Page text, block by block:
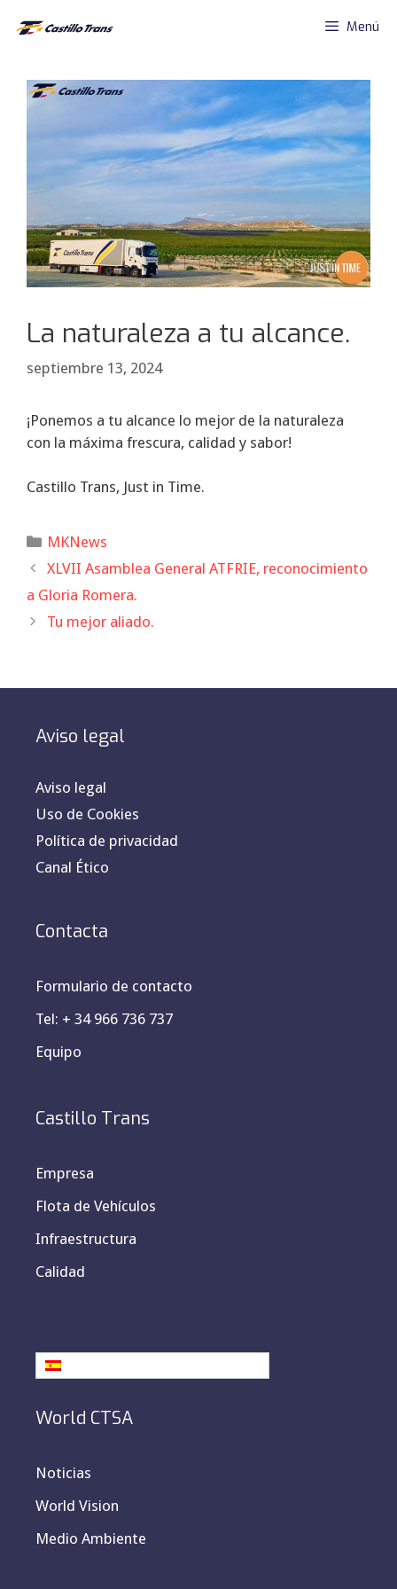
Menú
La naturaleza a tu alcance.
septiembre 13, 2024
¡Ponemos a tu alcance lo mejor de la naturaleza
con la máxima frescura, calidad y sabor!
Castillo Trans, Just in Time.
Categorías
MKNews
XLVII Asamblea General ATFRIE, reconocimiento
a Gloria Romera.
Tu mejor aliado.
Aviso legal
Aviso legal
Uso de Cookies
Política de privacidad
Canal Ético
Contacta
Formulario de contacto
Tel: + 34 966 736 737
Equipo
Castillo Trans
Empresa
Flota de Vehículos
Infraestructura
Calidad
World CTSA
Noticias
World Vision
Medio Ambiente